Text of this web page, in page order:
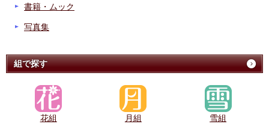
書籍・ムック
写真集
組で探す
花組 月組 雪組